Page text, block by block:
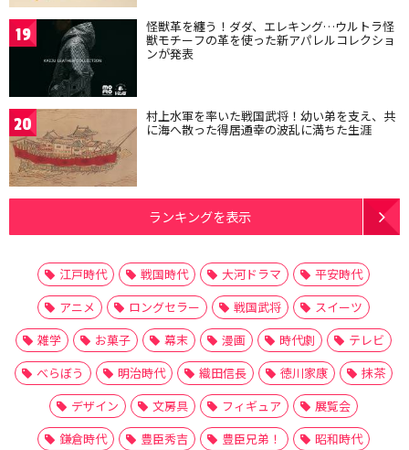
19 怪獣革を纏う！ダダ、エレキング…ウルトラ怪
獣モチーフの革を使った新アパレルコレクショ
ンが発表
20 村上水軍を率いた戦国武将！幼い弟を支え、共
に海へ散った得居通幸の波乱に満ちた生涯
ランキングを表示
江戸時代 戦国時代 大河ドラマ
平安時代
アニメ
ロングセラー 戦国武将
スイーツ
雑学
お菓子 幕末 漫画 時代劇
テレビ
べらぼう
明治時代 織田信長 徳川家康
抹茶
デザイン
文房具 フィギュア
展覧会
鎌倉時代
豊臣秀吉 豊臣兄弟！
昭和時代